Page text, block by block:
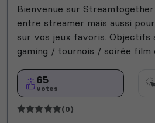
Helldivers 2
Animal crossing
Roleplay
Semi-RP
Farming
Technologie
Bienvenue sur
entre streamer mais aussi
sur vos jeux favoris. Objectifs
gaming / tournois / soirée film
65
votes
(0)